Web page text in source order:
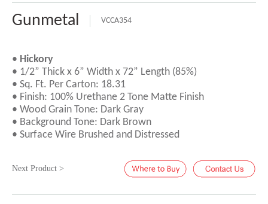
Gunmetal VCCA354
• Hickory
• 1/2” Thick x 6” Width x 72” Length (85%)
• Sq. Ft. Per Carton: 18.31
• Finish: 100% Urethane 2 Tone Matte Finish
• Wood Grain Tone: Dark Gray
• Background Tone: Dark Brown
• Surface Wire Brushed and Distressed
Next Product >